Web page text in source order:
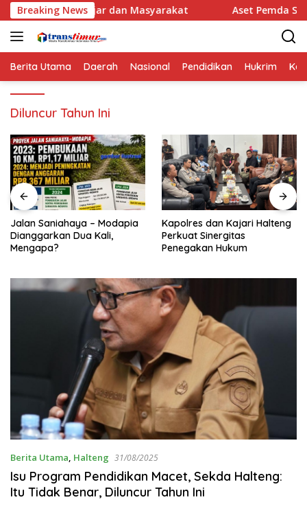
Langsung
ke
konten
Breaking News
Pelajar dan Masyarakat Aset Pemda Sula Naik Jadi
Berita Utama Daerah Nasional Pendidikan Hukrim
Diluncur Tahun Ini
Jalan Saniahaya – Modapia
Dianggarkan Dua Kali,
Mengapa?
Kapolres dan Kajari Halteng
Perkuat Sinergitas
Penegakan Hukum
Berita Utama, Halteng 31/08/2025
Isu Program Pendidikan Macet, Sekda Halteng:
Itu Tidak Benar, Diluncur Tahun Ini